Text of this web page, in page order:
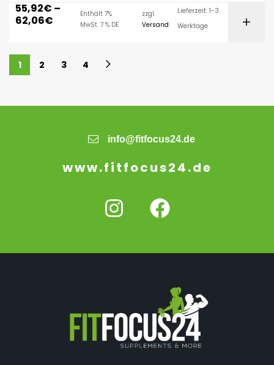
55,92€ –
62,06€
Enthält 7%
MwSt. 7 % DE
zzgl.
Versand
Lieferzeit: 1-3
Werktage
1 2 3 4
info@fitfocus24.de
www.fitfocus24.de